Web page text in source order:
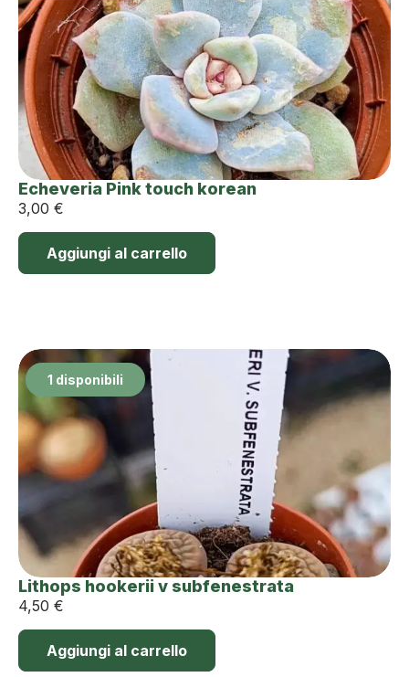
Echeveria Pink touch korean
3,00 €
Aggiungi al carrello
1 disponibili
Lithops hookerii v subfenestrata
4,50 €
Aggiungi al carrello